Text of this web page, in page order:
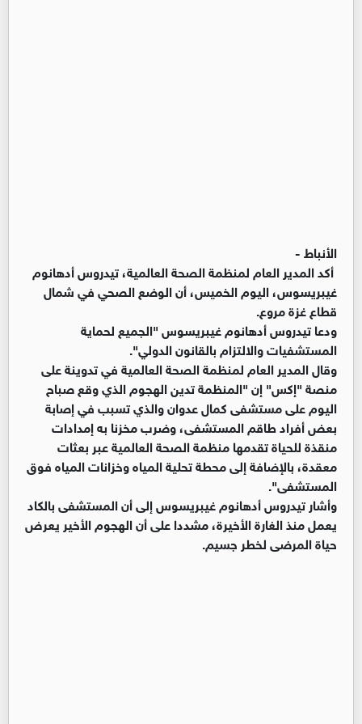
الأنباط -
أكد المدير العام لمنظمة الصحة العالمية، تيدروس أدهانوم
غيبريسوس، اليوم الخميس، أن الوضع الصحي في شمال
قطاع غزة مروع.
ودعا تيدروس أدهانوم غيبريسوس "الجميع لحماية
المستشفيات والالتزام بالقانون الدولي".
وقال المدير العام لمنظمة الصحة العالمية في تدوينة على
منصة "إكس" إن "المنظمة تدين الهجوم الذي وقع صباح
اليوم على مستشفى كمال عدوان والذي تسبب في إصابة
بعض أفراد طاقم المستشفى، وضرب مخزنا به إمدادات
منقذة للحياة تقدمها منظمة الصحة العالمية عبر بعثات
معقدة، بالإضافة إلى محطة تحلية المياه وخزانات المياه فوق
المستشفى".
وأشار تيدروس أدهانوم غيبريسوس إلى أن المستشفى بالكاد
يعمل منذ الغارة الأخيرة، مشددا على أن الهجوم الأخير يعرض
حياة المرضى لخطر جسيم.